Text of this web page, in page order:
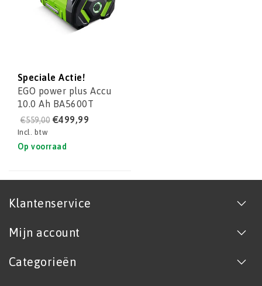
Speciale Actie!
EGO power plus Accu
10.0 Ah BA5600T
€559,00 €499,99
Incl. btw
Op voorraad
Klantenservice
Mijn account
Categorieën